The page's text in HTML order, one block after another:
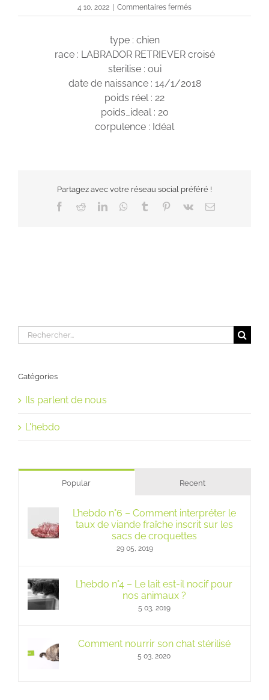
4 10, 2022 Commentaires ferméssur
Gwenn
type : chien
race : LABRADOR RETRIEVER croisé
sterilise : oui
date de naissance : 14/1/2018
poids réel : 22
poids_ideal : 20
corpulence : Idéal
Partagez avec votre réseau social préféré !
Facebook
RedditLinkedInWhatsApp
Tumblr Pinterest
Vk Email
Rechercher:
Catégories
Ils parlent de nous
L'hebdo
Popular Recent
L’hebdo n°6 – Comment interpréter le
taux de viande fraîche inscrit sur les
sacs de croquettes
29 05, 2019
L’hebdo n°4 – Le lait est-il nocif pour
nos animaux ?
5 03, 2019
Comment nourrir son chat stérilisé
5 03, 2020